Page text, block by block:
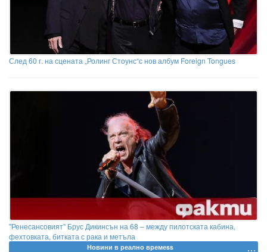
След 60 г. на сцената „Ролинг Стоунс“с нов албум Foreign Tongues
"Ренесансовият" Брус Дикинсън на 68 – между пилотската кабина,
фехтовката, битката с рака и метъла
Новини в реално времеss